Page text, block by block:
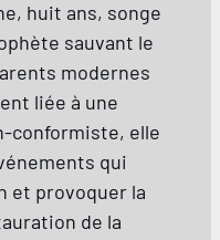
huit ans, songe
sauvant le
modernes
liée à une
conformiste, elle
qui
et provoquer la
de la